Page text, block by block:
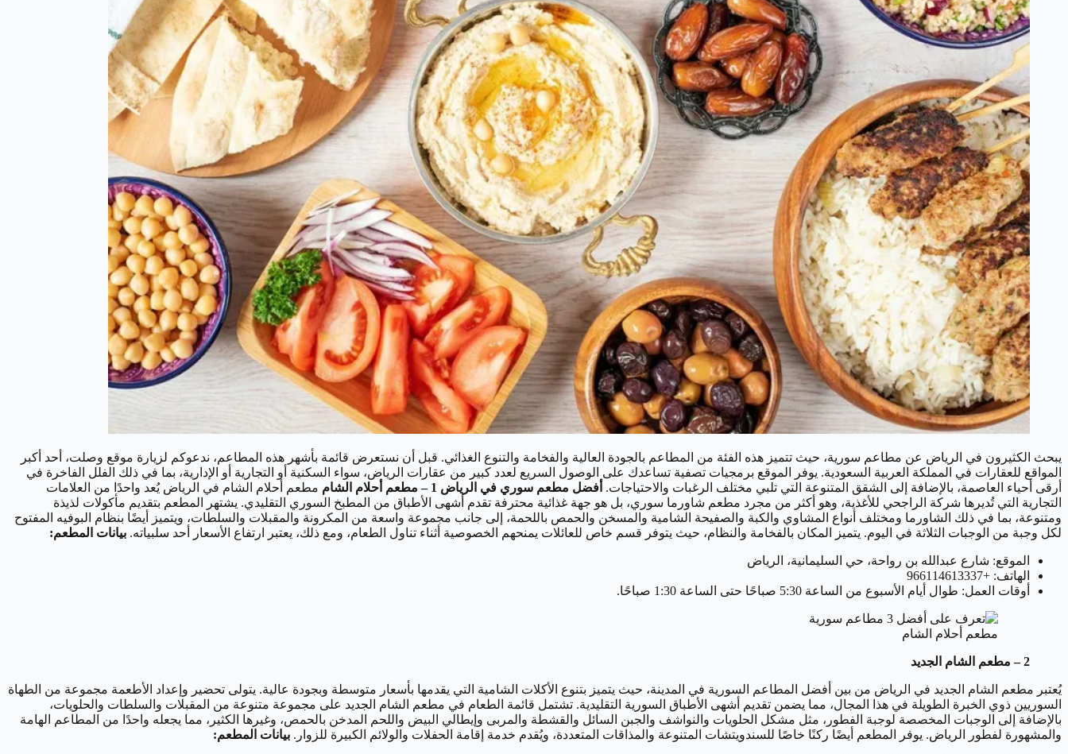
يبحث الكثيرون في الرياض عن مطاعم سورية، حيث تتميز هذه الفئة من المطاعم بالجودة العالية والفخامة والتنوع الغذائي. قبل أن نستعرض قائمة بأشهر هذه المطاعم، ندعوكم لزيارة موقع وصلت، أحد أكبر
المواقع للعقارات في المملكة العربية السعودية. يوفر الموقع برمجيات تصفية تساعدك على الوصول السريع لعدد كبير من عقارات الرياض، سواء السكنية أو التجارية أو الإدارية، بما في ذلك الفلل الفاخرة في
أرقى أحياء العاصمة، بالإضافة إلى الشقق المتنوعة التي تلبي مختلف الرغبات والاحتياجات. أفضل مطعم سوري في الرياض 1 – مطعم أحلام الشام
مطعم أحلام الشام في الرياض يُعد واحدًا من العلامات
التجارية التي تُديرها شركة الراجحي للأغذية، وهو أكثر من مجرد مطعم شاورما سوري، بل هو جهة غذائية محترفة تقدم أشهى الأطباق من المطبخ السوري التقليدي. يشتهر المطعم بتقديم مأكولات لذيذة
ومتنوعة، بما في ذلك الشاورما ومختلف أنواع المشاوي والكبة والصفيحة الشامية والمسخن والحمص باللحمة، إلى جانب مجموعة واسعة من المكرونة والمقبلات والسلطات، ويتميز أيضًا بنظام البوفيه المفتوح
لكل وجبة من الوجبات الثلاثة في اليوم. يتميز المكان بالفخامة والنظام، حيث يتوفر قسم خاص للعائلات يمنحهم الخصوصية أثناء تناول الطعام، ومع ذلك، يعتبر ارتفاع الأسعار أحد سلبياته. بيانات المطعم:
الموقع: شارع عبدالله بن رواحة، حي السليمانية، الرياض
الهاتف: +966114613337
أوقات العمل: طوال أيام الأسبوع من الساعة 5:30 صباحًا حتى الساعة 1:30 صباحًا.
مطعم أحلام الشام
2 – مطعم الشام الجديد
يُعتبر مطعم الشام الجديد في الرياض من بين أفضل المطاعم السورية في المدينة، حيث يتميز بتنوع الأكلات الشامية التي يقدمها بأسعار متوسطة وبجودة عالية. يتولى تحضير وإعداد الأطعمة مجموعة من الطهاة
السوريين ذوي الخبرة الطويلة في هذا المجال، مما يضمن تقديم أشهى الأطباق السورية التقليدية. تشتمل قائمة الطعام في مطعم الشام الجديد على مجموعة متنوعة من المقبلات والسلطات والحلويات،
بالإضافة إلى الوجبات المخصصة لوجبة الفطور، مثل مشكل الحلويات والنواشف والجبن السائل والقشطة والمربى وإيطالي البيض واللحم المدخن بالحمص، وغيرها الكثير، مما يجعله واحدًا من المطاعم الهامة
والمشهورة لفطور الرياض. يوفر المطعم أيضًا ركنًا خاصًا للسندويتشات المتنوعة والمذاقات المتعددة، ويُقدم خدمة إقامة الحفلات والولائم الكبيرة للزوار. بيانات المطعم: